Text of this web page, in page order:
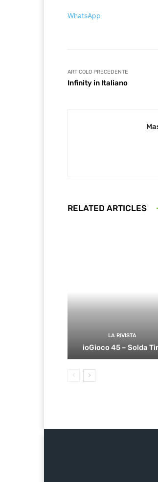
WhatsApp
ARTICOLO PRECEDENTE
Infinity in Italiano
RELATED ARTICLES
LA RIVISTA
ioGioco 45 – Solda